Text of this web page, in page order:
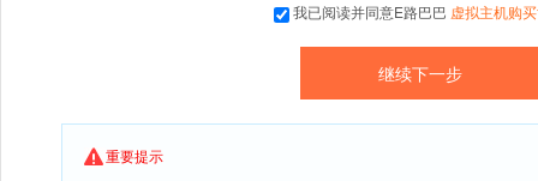
我已阅读并同意E路巴巴 虚拟主机购
重要提示